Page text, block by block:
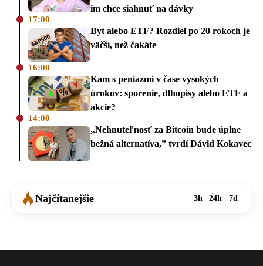
im chce siahnuť na dávky
17:00
Byt alebo ETF? Rozdiel po 20 rokoch je
väčší, než čakáte
16:00
Kam s peniazmi v čase vysokých
úrokov: sporenie, dlhopisy alebo ETF a
akcie?
14:00
„Nehnuteľnosť za Bitcoin bude úplne
bežná alternatíva,” tvrdí Dávid Kokavec
Najčítanejšie 3h 24h 7d